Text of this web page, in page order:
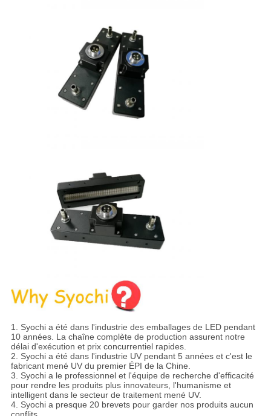
1. Syochi a été dans l'industrie des emballages de LED pendant
10 années. La chaîne complète de production assurent notre
délai d'exécution et prix concurrentiel rapides.
2. Syochi a été dans l'industrie UV pendant 5 années et c'est le
fabricant mené UV du premier ÉPI de la Chine.
3. Syochi a le professionnel et l'équipe de recherche d'efficacité
pour rendre les produits plus innovateurs, l'humanisme et
intelligent dans le secteur de traitement mené UV.
4. Syochi a presque 20 brevets pour garder nos produits aucun